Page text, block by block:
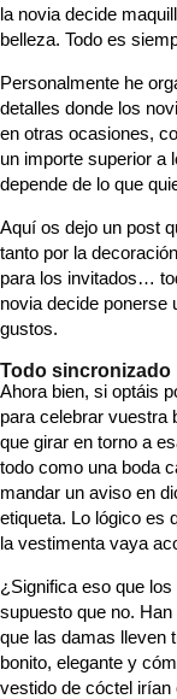
la novia decide
belleza. Todo es
Personalmente he
detalles donde los
en otras ocasiones,
un importe superior a
depende de lo que
Aquí os dejo un post
tanto por la
para los invitados…
novia decide ponerse
gustos.
Todo sincronizado
Ahora bien, si optáis
para celebrar vuestra
que girar en torno a
todo como una boda
mandar un aviso en
etiqueta. Lo lógico es
la vestimenta vaya
¿Significa eso que
supuesto que no.
que las damas lleven
bonito, elegante y
vestido de cóctel irían